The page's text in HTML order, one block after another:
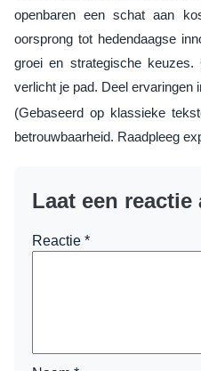
openbaren een schat aan
oorsprong tot hedendaagse
groei en strategische
verlicht je pad. Deel ervaringen
(Gebaseerd op klassieke
betrouwbaarheid. Raadpleeg
Laat een reactie
Reactie *